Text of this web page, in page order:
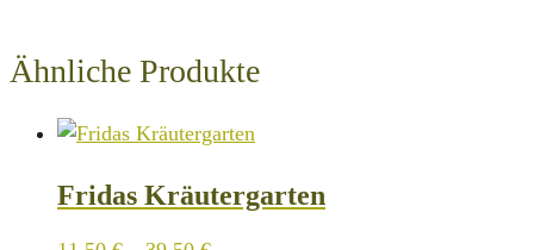
Ähnliche Produkte
Fridas Kräutergarten